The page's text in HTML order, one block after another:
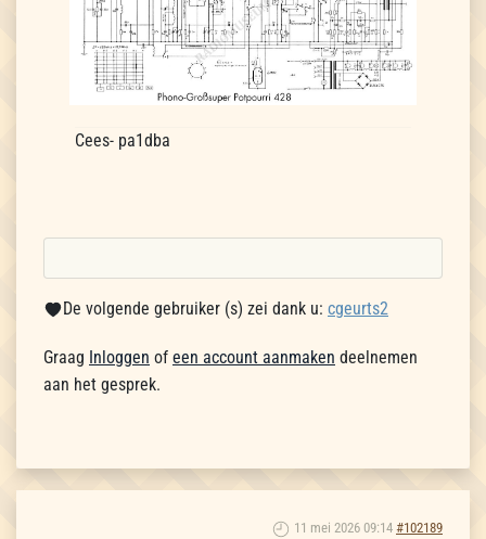
Cees- pa1dba
De volgende gebruiker (s) zei dank u: cgeurts2
Graag Inloggen of een account aanmaken deelnemen
aan het gesprek.
11 mei 2026 09:14 #102189